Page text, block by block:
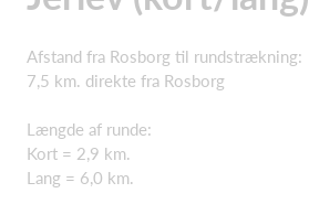
Afstand fra Rosborg til rundstrækning:
7,5 km. direkte fra Rosborg
Længde af runde:
Kort = 2,9 km.
Lang = 6,0 km.